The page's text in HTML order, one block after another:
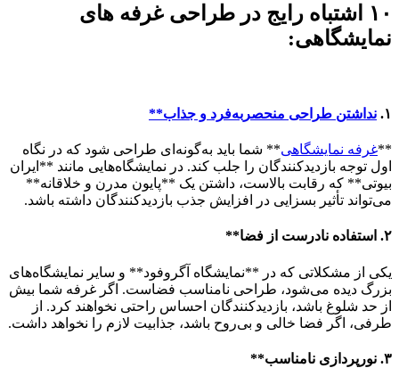
۱۰ اشتباه رایج در طراحی غرفه های
نمایشگاهی:
۱. نداشتن طراحی منحصربه‌فرد و جذاب**
**غرفه نمایشگاهی** شما باید به‌گونه‌ای طراحی شود که در نگاه
اول توجه بازدیدکنندگان را جلب کند. در نمایشگاه‌هایی مانند **ایران
بیوتی** که رقابت بالاست، داشتن یک **پایون مدرن و خلاقانه**
می‌تواند تأثیر بسزایی در افزایش جذب بازدیدکنندگان داشته باشد.
۲. استفاده نادرست از فضا**
یکی از مشکلاتی که در **نمایشگاه آگروفود** و سایر نمایشگاه‌های
بزرگ دیده می‌شود، طراحی نامناسب فضاست. اگر غرفه شما بیش
از حد شلوغ باشد، بازدیدکنندگان احساس راحتی نخواهند کرد. از
طرفی، اگر فضا خالی و بی‌روح باشد، جذابیت لازم را نخواهد داشت.
۳. نورپردازی نامناسب**